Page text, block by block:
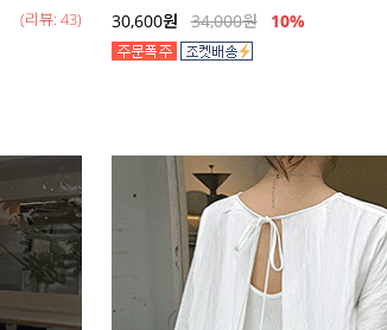
(리뷰: 43) 30,600원 34,000원 10%